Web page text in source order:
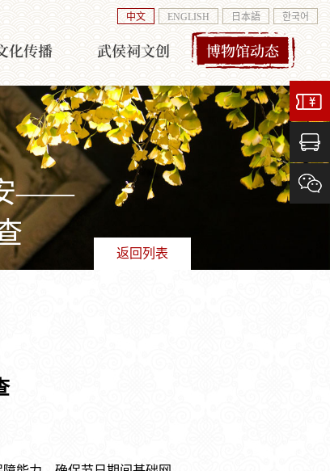
化传播 武侯祠文创 博物馆动态
中文 ENGLISH 日本語 한국어
安——
返回列表